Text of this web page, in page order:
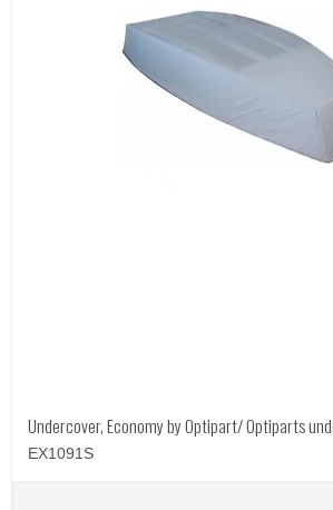
Undercover, Economy by Optipart/ Optiparts
EX1091S